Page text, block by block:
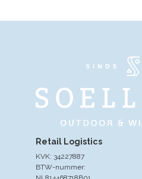
Retail Logistics
KVK: 34227887
BTW-nummer: